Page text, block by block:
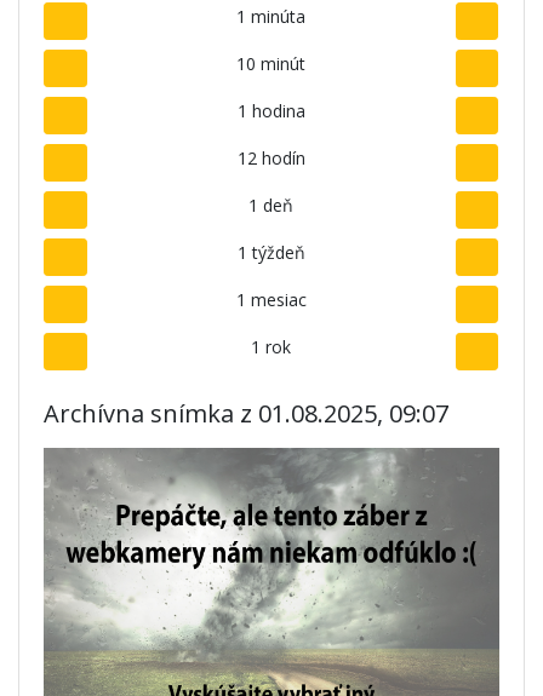
1 minúta
10 minút
1 hodina
12 hodín
1 deň
1 týždeň
1 mesiac
1 rok
Archívna snímka z 01.08.2025, 09:07